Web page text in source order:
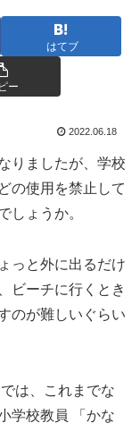
はてブ
ー
2022.06.18
りましたが、学校
の使用を禁止して
しょうか。
っと外に出るだけ
ビーチに行くとき
のが難しいぐらい
は、これまでな
学校教員 「かな